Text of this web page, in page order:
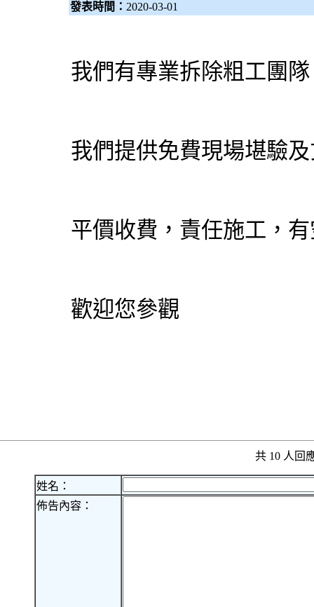
發表時間： 2020-03-01
我們有專業拆除粗工團
我們提供免費現場堪驗
平價收費，責任施工，
歡迎您參觀
共 10 人
姓名：
佈告內容：